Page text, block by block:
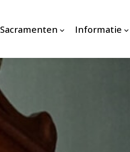
Sacramenten Informatie